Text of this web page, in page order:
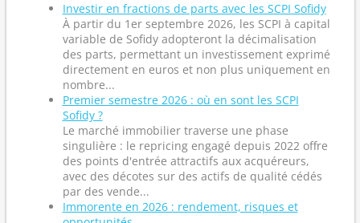
Investir en fractions de parts avec les SCPI Sofidy
À partir du 1er septembre 2026, les SCPI à capital
variable de Sofidy adopteront la décimalisation
des parts, permettant un investissement exprimé
directement en euros et non plus uniquement en
nombre...
Premier semestre 2026 : où en sont les SCPI
Sofidy ?
Le marché immobilier traverse une phase
singulière : le repricing engagé depuis 2022 offre
des points d'entrée attractifs aux acquéreurs,
avec des décotes sur des actifs de qualité cédés
par des vende...
Immorente en 2026 : rendement, risques et